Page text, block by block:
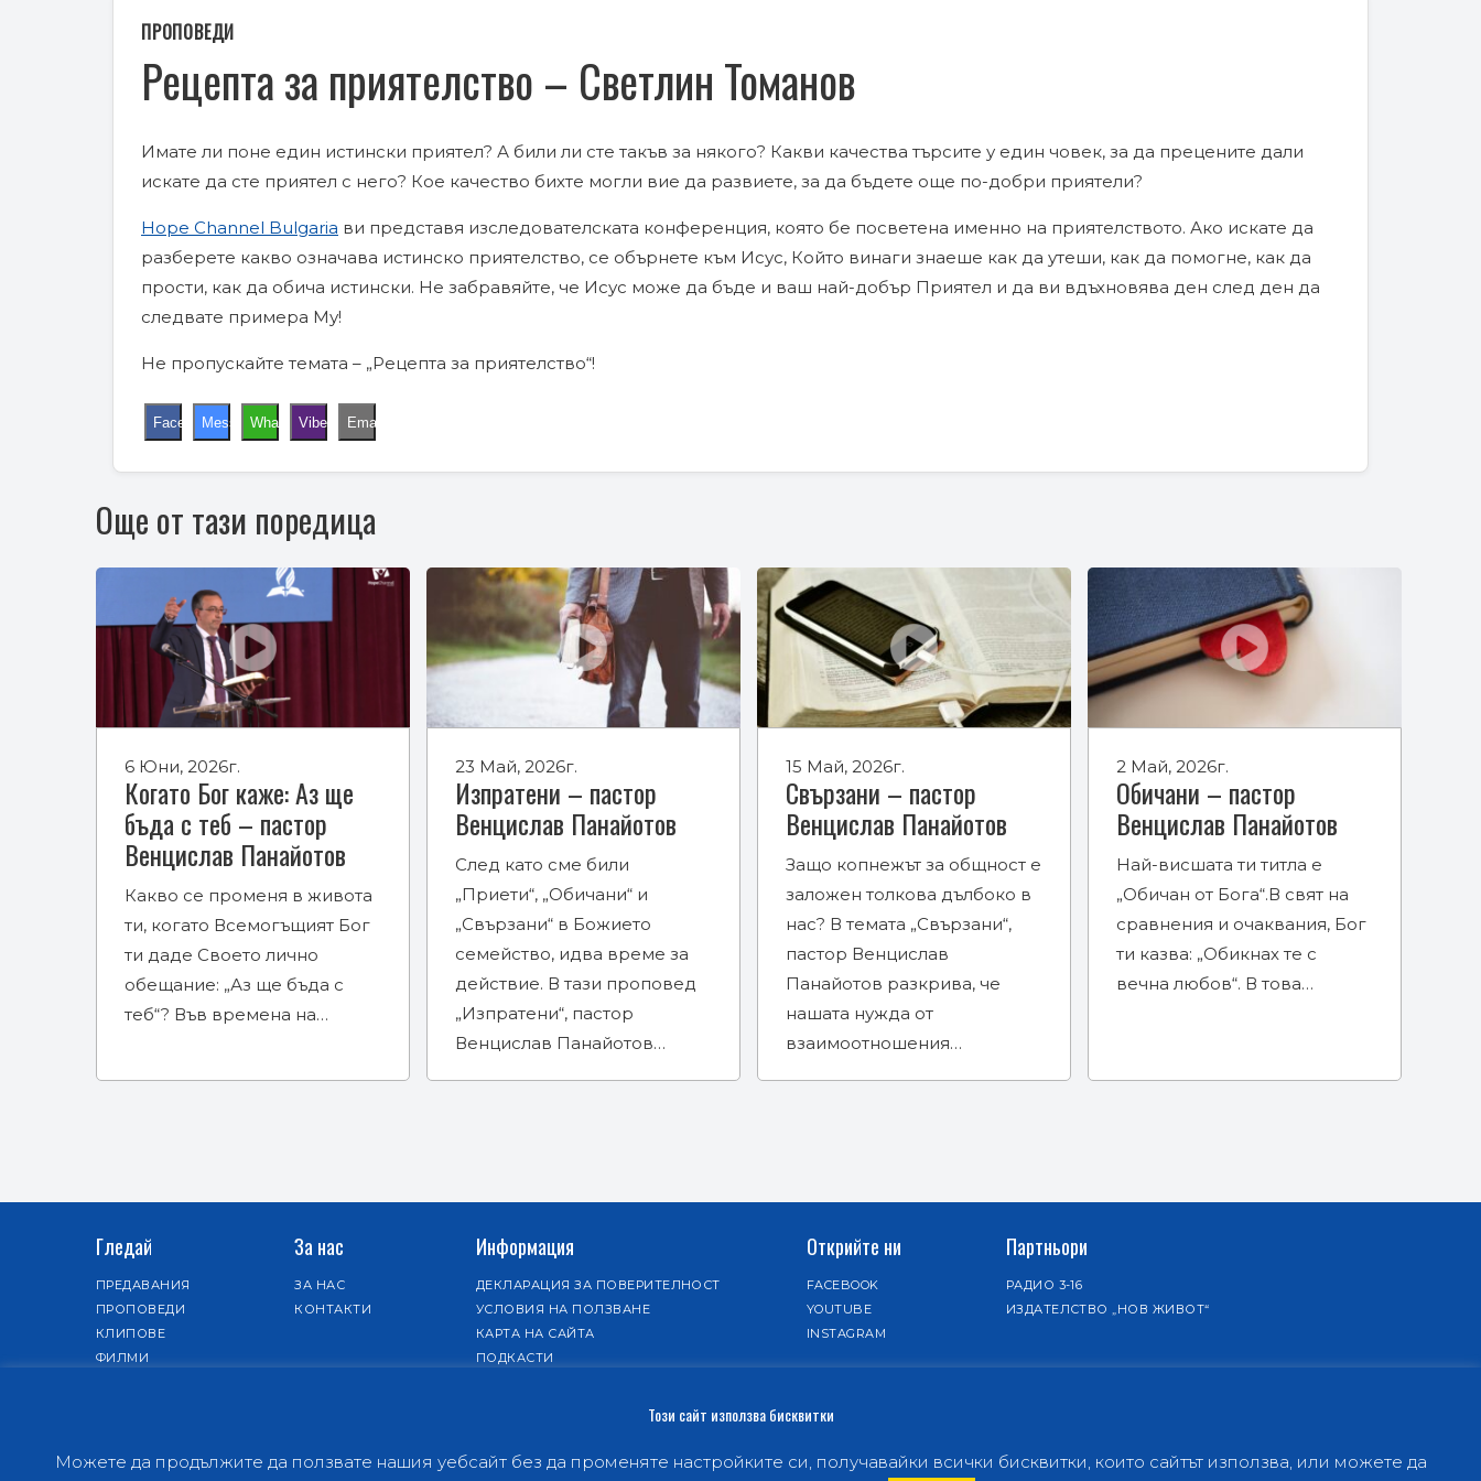
ПРОПОВЕДИ
Рецепта за приятелство – Светлин Томанов
Имате ли поне един истински приятел? А били ли сте такъв за някого? Какви качества търсите у един човек, за да прецените дали
искате да сте приятел с него? Кое качество бихте могли вие да развиете, за да бъдете още по-добри приятели?
Hope Channel Bulgaria ви представя изследователската конференция, която бе посветена именно на приятелството. Ако искате да
разберете какво означава истинско приятелство, се обърнете към Исус, Който винаги знаеше как да утеши, как да помогне, как да
прости, как да обича истински. Не забравяйте, че Исус може да бъде и ваш най-добър Приятел и да ви вдъхновява ден след ден да
следвате примера Му!
Не пропускайте темата – „Рецепта за приятелство“!
FacebookMessengerWhatsApp
Viber Email
Още от тази поредица
6 Юни, 2026г.
Когато Бог каже: Аз ще
бъда с теб – пастор
Венцислав Панайотов
Какво се променя в живота
ти, когато Всемогъщият Бог
ти даде Своето лично
обещание: „Аз ще бъда с
теб“? Във времена на…
23 Май, 2026г.
Изпратени – пастор
Венцислав Панайотов
След като сме били
„Приети“, „Обичани“ и
„Свързани“ в Божието
семейство, идва време за
действие. В тази проповед
„Изпратени“, пастор
Венцислав Панайотов…
15 Май, 2026г.
Свързани – пастор
Венцислав Панайотов
Защо копнежът за общност е
заложен толкова дълбоко в
нас? В темата „Свързани“,
пастор Венцислав
Панайотов разкрива, че
нашата нужда от
взаимоотношения…
2 Май, 2026г.
Обичани – пастор
Венцислав Панайотов
Най-висшата ти титла е
„Обичан от Бога“.В свят на
сравнения и очаквания, Бог
ти казва: „Обикнах те с
вечна любов“. В това…
Гледай
ПРЕДАВАНИЯ
ПРОПОВЕДИ
КЛИПОВЕ
ФИЛМИ
За нас
ЗА НАС
КОНТАКТИ
Информация
ДЕКЛАРАЦИЯ ЗА ПОВЕРИТЕЛНОСТ
УСЛОВИЯ НА ПОЛЗВАНЕ
КАРТА НА САЙТА
ПОДКАСТИ
Открийте ни
FACEBOOK
YOUTUBE
INSTAGRAM
Партньори
РАДИО 3-16
ИЗДАТЕЛСТВО „НОВ ЖИВОТ“
© 1997-2026 Hope Channel Bulgaria - Телевизията, която ще промени живота ви.
Този сайт използва бисквитки
Можете да продължите да ползвате нашия уебсайт без да променяте настройките си, получавайки всички бисквитки, които сайтът използва, или можете да